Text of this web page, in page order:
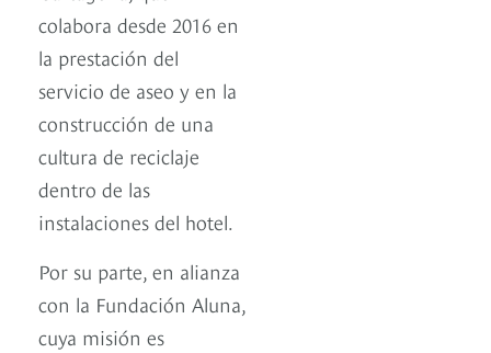
colabora desde 2016 en
la prestación del
servicio de aseo y en la
construcción de una
cultura de reciclaje
dentro de las
instalaciones del hotel.
Por su parte, en alianza
con la Fundación Aluna,
cuya misión es